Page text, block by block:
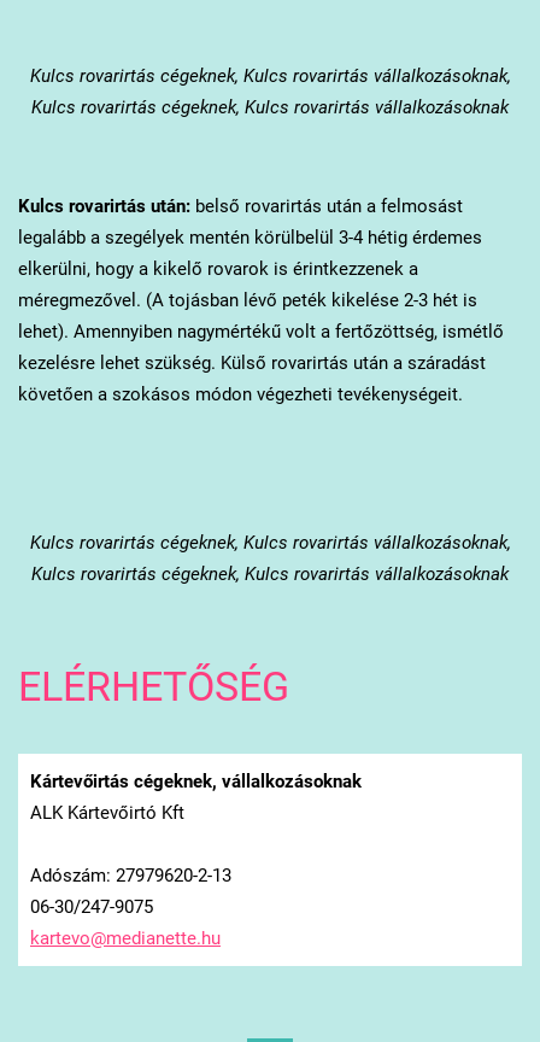
Kulcs rovarirtás cégeknek, Kulcs rovarirtás vállalkozásoknak,
Kulcs rovarirtás cégeknek, Kulcs rovarirtás vállalkozásoknak
Kulcsrovarirtás után:belső rovarirtás után a felmosást
legalább a szegélyek mentén körülbelül 3-4 hétig érdemes
elkerülni, hogy a kikelő rovarok is érintkezzenek a
méregmezővel. (A tojásban lévő peték kikelése 2-3 hét is
lehet). Amennyiben nagymértékű volt a fertőzöttség, ismétlő
kezelésre lehet szükség. Külső rovarirtás után a száradást
követően a szokásos módon végezheti tevékenységeit.
Kulcs rovarirtás cégeknek, Kulcs rovarirtás vállalkozásoknak,
Kulcs rovarirtás cégeknek, Kulcs rovarirtás vállalkozásoknak
ELÉRHETŐSÉG
Kártevőirtás cégeknek, vállalkozásoknak
ALK Kártevőirtó Kft
Adószám: 27979620-2-13
06-30/247-9075
kartevo@medianette.hu